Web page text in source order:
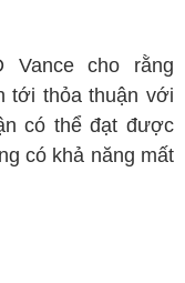
Vance cho rằng
tới thỏa thuận với
có thể đạt được
có khả năng mất